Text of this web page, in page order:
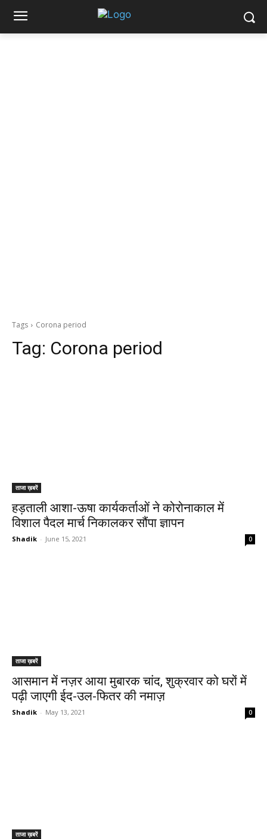
Tags Corona period
Tag: Corona period
ताजा ख़बरें
हड़ताली आशा-ऊषा कार्यकर्ताओं ने कोरोनाकाल में
विशाल पैदल मार्च निकालकर सौंपा ज्ञापन
Shadik - June 15, 2021 0
ताजा ख़बरें
आसमान में नज़र आया मुबारक चांद, शुक्रवार को घरों में
पढ़ी जाएगी ईद-उल-फितर की नमाज़
Shadik - May 13, 2021 0
ताजा ख़बरें